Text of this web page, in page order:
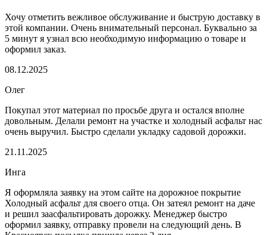
Хочу отметить вежливое обслуживание и быструю доставку в
этой компании. Очень внимательный персонал. Буквально за
5 минут я узнал всю необходимую информацию о товаре и
оформил заказ.
08.12.2025
Олег
Покупал этот материал по просьбе друга и остался вполне
довольным. Делали ремонт на участке и холодный асфальт нас
очень выручил. Быстро сделали укладку садовой дорожки.
21.11.2025
Инга
Я оформляла заявку на этом сайте на дорожное покрытие
Холодный асфальт для своего отца. Он затеял ремонт на даче
и решил заасфальтировать дорожку. Менеджер быстро
оформил заявку, отправку провели на следующий день. В